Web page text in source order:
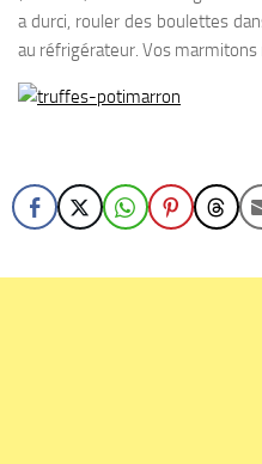
a durci, rouler des boulettes
au réfrigérateur. Vos marmitons